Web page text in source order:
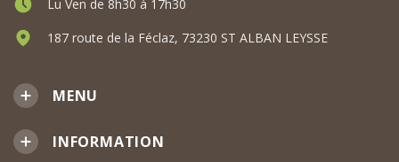
MENU
INFORMATION
Lu Ven de 8h30 à 17h30
187 route de la Féclaz, 73230 ST ALBAN LEYSSE